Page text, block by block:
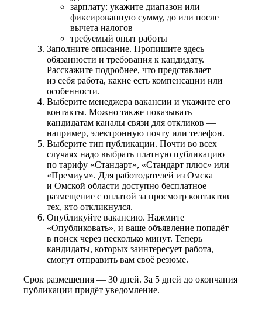
зарплату: укажите диапазон или
фиксированную сумму, до или после
вычета налогов
требуемый опыт работы
Заполните описание. Пропишите здесь
обязанности и требования к кандидату.
Расскажите подробнее, что представляет
из себя работа, какие есть компенсации или
особенности.
Выберите менеджера вакансии и укажите его
контакты. Можно также показывать
кандидатам каналы связи для откликов —
например, электронную почту или телефон.
Выберите тип публикации. Почти во всех
случаях надо выбрать платную публикацию
по тарифу «Стандарт», «Стандарт плюс» или
«Премиум». Для работодателей из Омска
и Омской области доступно бесплатное
размещение с оплатой за просмотр контактов
тех, кто откликнулся.
Опубликуйте вакансию. Нажмите
«Опубликовать», и ваше объявление попадёт
в поиск через несколько минут. Теперь
кандидаты, которых заинтересует работа,
смогут отправить вам своё резюме.
Срок размещения — 30 дней. За 5 дней до окончания
публикации придёт уведомление.